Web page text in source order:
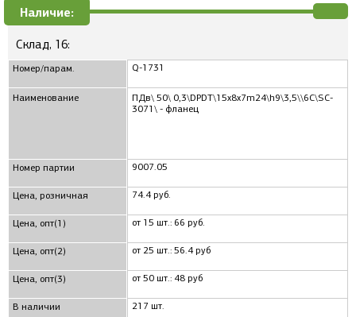
Наличие:
Склад, 16:
Номер/парам.
Наименование
Номер партии
Цена, розничная
Цена, опт(1)
Цена, опт(2)
Цена, опт(3)
В наличии
Q-1731
ПДв\ 50\ 0,3\DPDT\15x8x7m24\h9\3,5\\6C\SC-
3071\ - фланец
9007.05
74.4 руб.
от 15 шт.: 66 руб.
от 25 шт.: 56.4 руб
от 50 шт.: 48 руб
217 шт.